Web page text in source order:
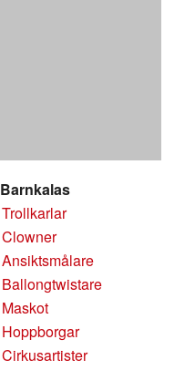
Barnkalas
Trollkarlar
Clowner
Ansiktsmålare
Ballongtwistare
Maskot
Hoppborgar
Cirkusartister